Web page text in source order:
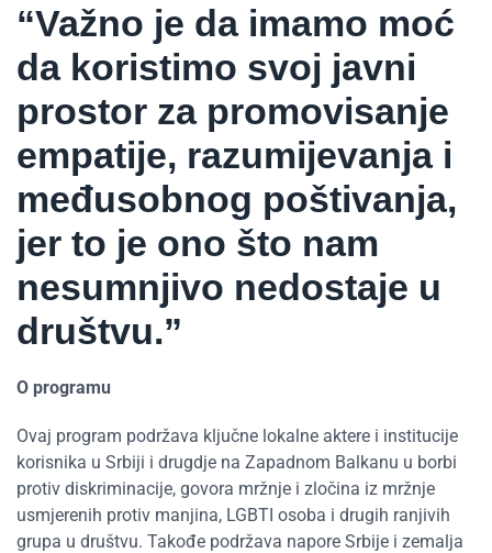
“Važno je da imamo moć
da koristimo svoj javni
prostor za promovisanje
empatije, razumijevanja i
međusobnog poštivanja,
jer to je ono što nam
nesumnjivo nedostaje u
društvu.”
O programu
Ovaj program podržava ključne lokalne aktere i institucije
korisnika u Srbiji i drugdje na Zapadnom Balkanu u borbi
protiv diskriminacije, govora mržnje i zločina iz mržnje
usmjerenih protiv manjina, LGBTI osoba i drugih ranjivih
grupa u društvu. Takođe podržava napore Srbije i zemalja